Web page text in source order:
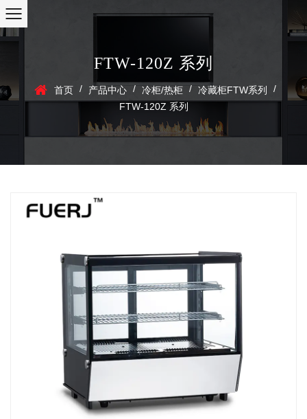
FTW-120Z 系列
首页 / 产品中心 / 冷柜/热柜 / 冷藏柜FTW系列
/
FTW-120Z 系列